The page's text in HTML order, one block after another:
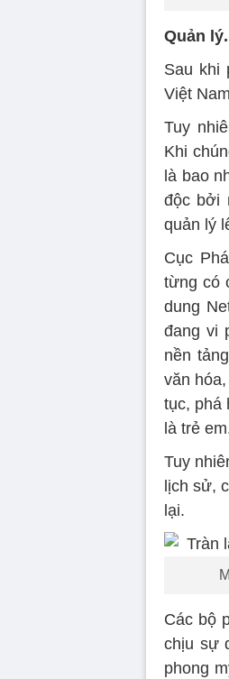
Quản
Sau khi
Việt
Tuy
Khi
là bao
độc bởi
quản lý
Cục
từng có
dung
đang vi
nền
văn
tục, phá
là trẻ
Tuy
lịch sử,
lại.
Các bộ
chịu sự
phong